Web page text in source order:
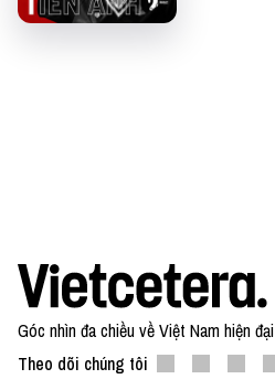
Góc nhìn đa chiều về Việt Nam hiện đại
Theo dõi chúng tôi